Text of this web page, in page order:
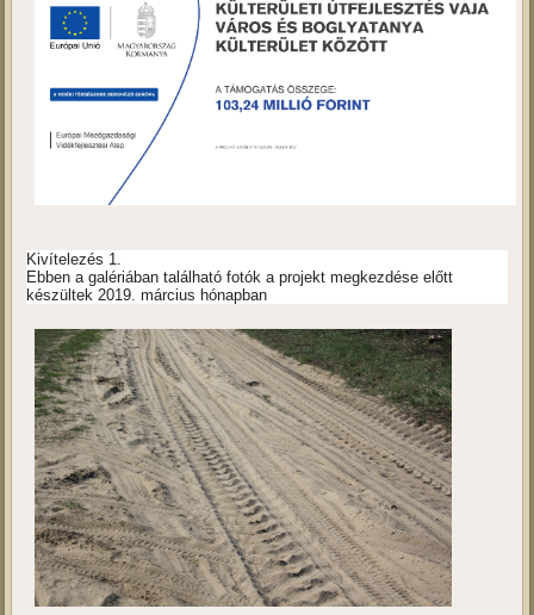
Kivítelezés 1.
Ebben a galériában található fotók a projekt megkezdése előtt
készültek 2019. március hónapban